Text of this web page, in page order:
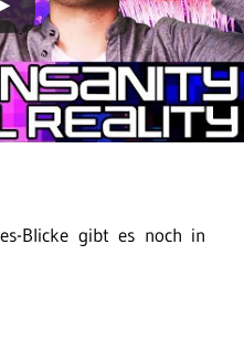
Blicke gibt es noch in